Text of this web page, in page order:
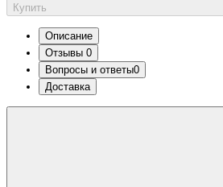
Купить
Описание
Отзывы 0
Вопросы и ответы0
Доставка